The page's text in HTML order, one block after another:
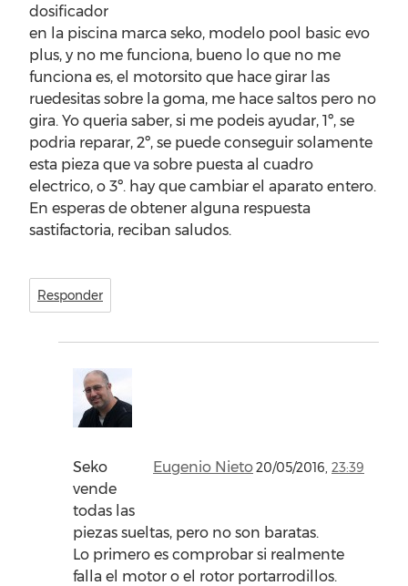
dosificador
en la piscina marca seko, modelo pool basic evo
plus, y no me funciona, bueno lo que no me
funciona es, el motorsito que hace girar las
ruedesitas sobre la goma, me hace saltos pero no
gira. Yo queria saber, si me podeis ayudar, 1º, se
podria reparar, 2º, se puede conseguir solamente
esta pieza que va sobre puesta al cuadro
electrico, o 3º. hay que cambiar el aparato entero.
En esperas de obtener alguna respuesta
sastifactoria, reciban saludos.
Responder
Eugenio Nieto20/05/2016, 23:39
Seko
vende
todas las
piezas sueltas, pero no son baratas.
Lo primero es comprobar si realmente
falla el motor o el rotor portarrodillos.